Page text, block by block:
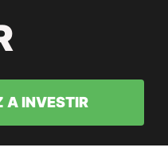
A INVESTIR